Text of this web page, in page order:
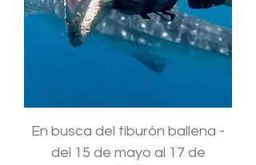
En busca del tiburón ballena -
del 15 de mayo al 17 de